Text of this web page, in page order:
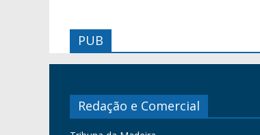
PUB
Redação e Comercial